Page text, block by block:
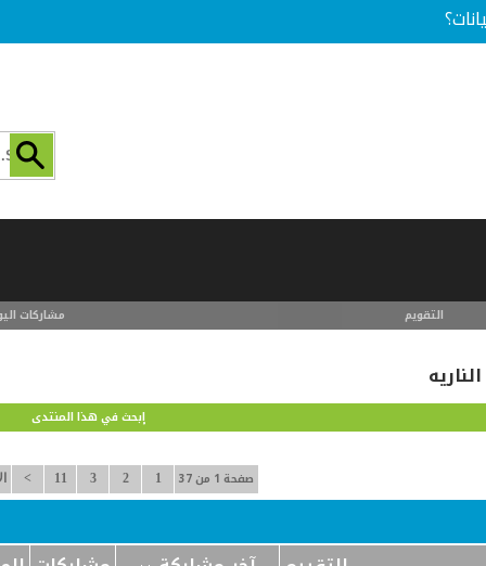
التقويم مشاركات
إبحث في هذا المنتدى
صفحة 1 من 37 1
2
3
11
>